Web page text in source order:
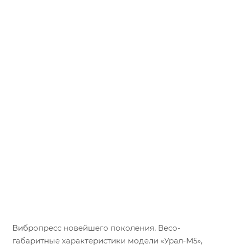
Вибропресс новейшего поколения. Весо-
габаритные характеристики модели «Урал-М5»,